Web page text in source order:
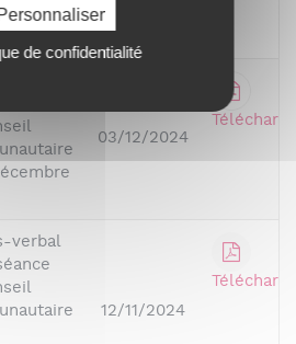
03/12/2024
verbal
12/11/2024
Personnaliser
de confidentialité